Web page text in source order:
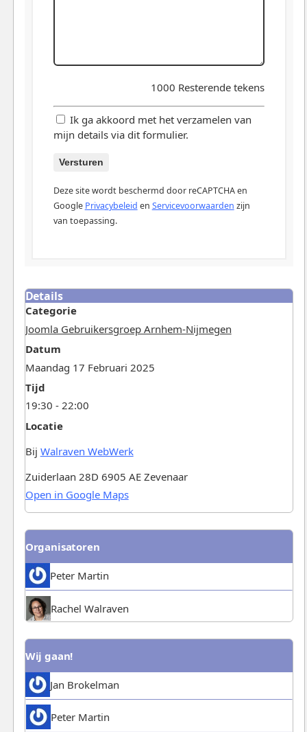
1000 Resterende tekens
Ik ga akkoord met het verzamelen van
mijn details via dit formulier.
Versturen
Deze site wordt beschermd door reCAPTCHA en
Google Privacybeleid en Servicevoorwaarden zijn
van toepassing.
Details
Categorie
Joomla Gebruikersgroep Arnhem-Nijmegen
Datum
Maandag 17 Februari 2025
Tijd
19:30 - 22:00
Locatie
Bij Walraven WebWerk
Zuiderlaan 28D 6905 AE Zevenaar
Open in Google Maps
Organisatoren
Peter Martin
Rachel Walraven
Wij gaan!
Jan Brokelman
Peter Martin